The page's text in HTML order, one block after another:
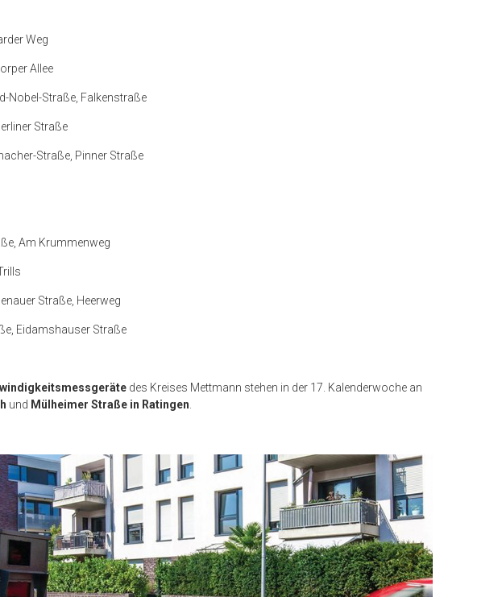
Weg
Allee
Nobel-Straße, Falkenstraße
Straße
Straße, Pinner Straße
Am Krummenweg
Straße, Heerweg
Eidamshauser Straße
des Kreises Mettmann stehen in der 17. Kalenderwoche an
und Mülheimer Straße in Ratingen